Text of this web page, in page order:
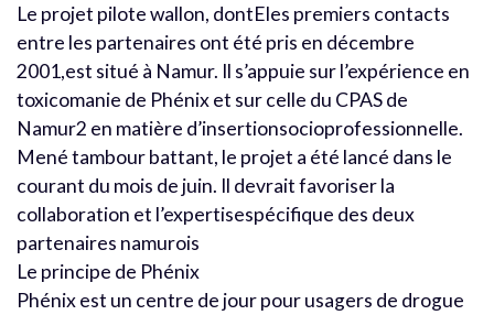
Le projet pilote wallon, dontEles premiers contacts
entre les partenaires ont été pris en décembre
2001,est situé à Namur. Il s’appuie sur l’expérience en
toxicomanie de Phénix et sur celle du CPAS de
Namur2 en matière d’insertionsocioprofessionnelle.
Mené tambour battant, le projet a été lancé dans le
courant du mois de juin. Il devrait favoriser la
collaboration et l’expertisespécifique des deux
partenaires namurois
Le principe de Phénix
Phénix est un centre de jour pour usagers de drogue